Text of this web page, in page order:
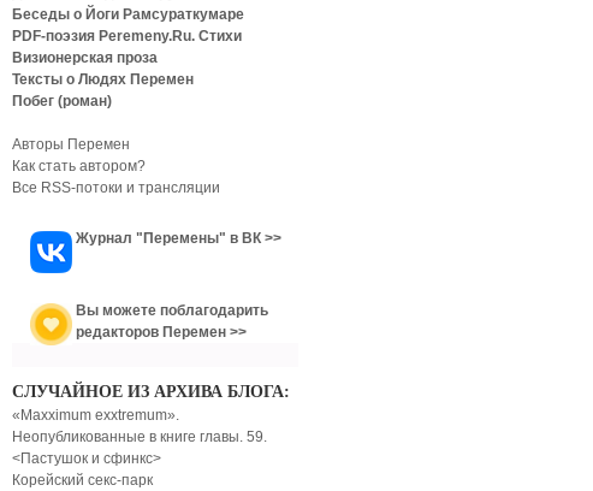
Беседы о Йоги Рамсураткумаре
PDF-поэзия Peremeny.Ru. Стихи
Визионерская проза
Тексты о Людях Перемен
Побег (роман)
Авторы Перемен
Как стать автором?
Все RSS-потоки и трансляции
Журнал "Перемены" в ВК >>
Вы можете поблагодарить
редакторов Перемен >>
СЛУЧАЙНОЕ ИЗ АРХИВА БЛОГА:
«Maxximum exxtremum».
Неопубликованные в книге главы. 59.
<Пастушок и сфинкс>
Корейский секс-парк